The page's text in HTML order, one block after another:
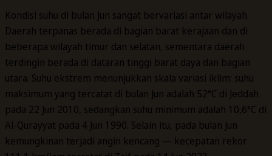
Kondisi suhu di bulan Jun sangat bervariasi antar wilayah.
Daerah terpanas berada di bagian barat kerajaan dan di
beberapa wilayah timur dan selatan, sementara daerah
terdingin berada di dataran tinggi barat daya dan bagian
utara. Suhu ekstrem menunjukkan skala variasi iklim: suhu
maksimum yang tercatat di bulan Jun adalah 52°C di Jeddah
pada 22 Jun 2010, sedangkan suhu minimum adalah 10,6°C di
Al-Qurayyat pada 4 Jun 1990. Selain itu, pada bulan Jun
kemungkinan terjadi angin kencang — kecepatan rekor